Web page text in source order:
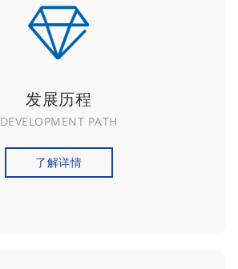
发展历程
DEVELOPMENT PATH
了解详情